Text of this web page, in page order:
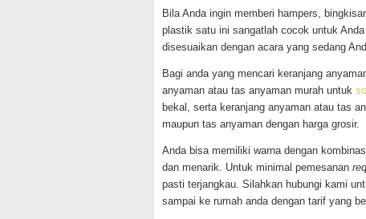
Bila Anda ingin memberi hampers,
plastik satu ini sangatlah cocok untuk
disesuaikan dengan acara yang sedang
Bagi anda yang mencari keranjang
anyaman atau tas anyaman murah untuk
bekal, serta keranjang anyaman atau tas
maupun tas anyaman dengan harga grosir.
Anda bisa memiliki warna dengan
dan menarik. Untuk minimal pemesanan
pasti terjangkau. Silahkan hubungi kami
sampai ke rumah anda dengan tarif yang